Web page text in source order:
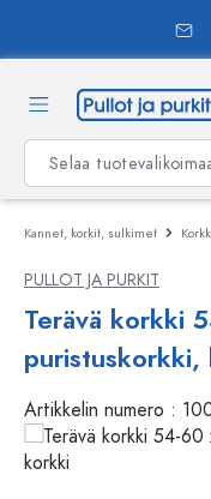
Kannet, korkit, sulkimet
PULLOT JA PURKIT
Terävä korkki
Artikkelin numero :